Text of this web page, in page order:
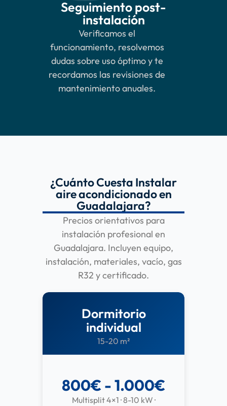
Seguimiento post-
instalación
Verificamos el
funcionamiento, resolvemos
dudas sobre uso óptimo y te
recordamos las revisiones de
mantenimiento anuales.
¿Cuánto Cuesta Instalar
aire acondicionado en
Guadalajara?
Precios orientativos para
instalación profesional en
Guadalajara. Incluyen equipo,
instalación, materiales, vacío, gas
R32 y certificado.
Dormitorio
individual
15-20 m²
800€ - 1.000€
Multisplit 4×1 · 8-10 kW ·